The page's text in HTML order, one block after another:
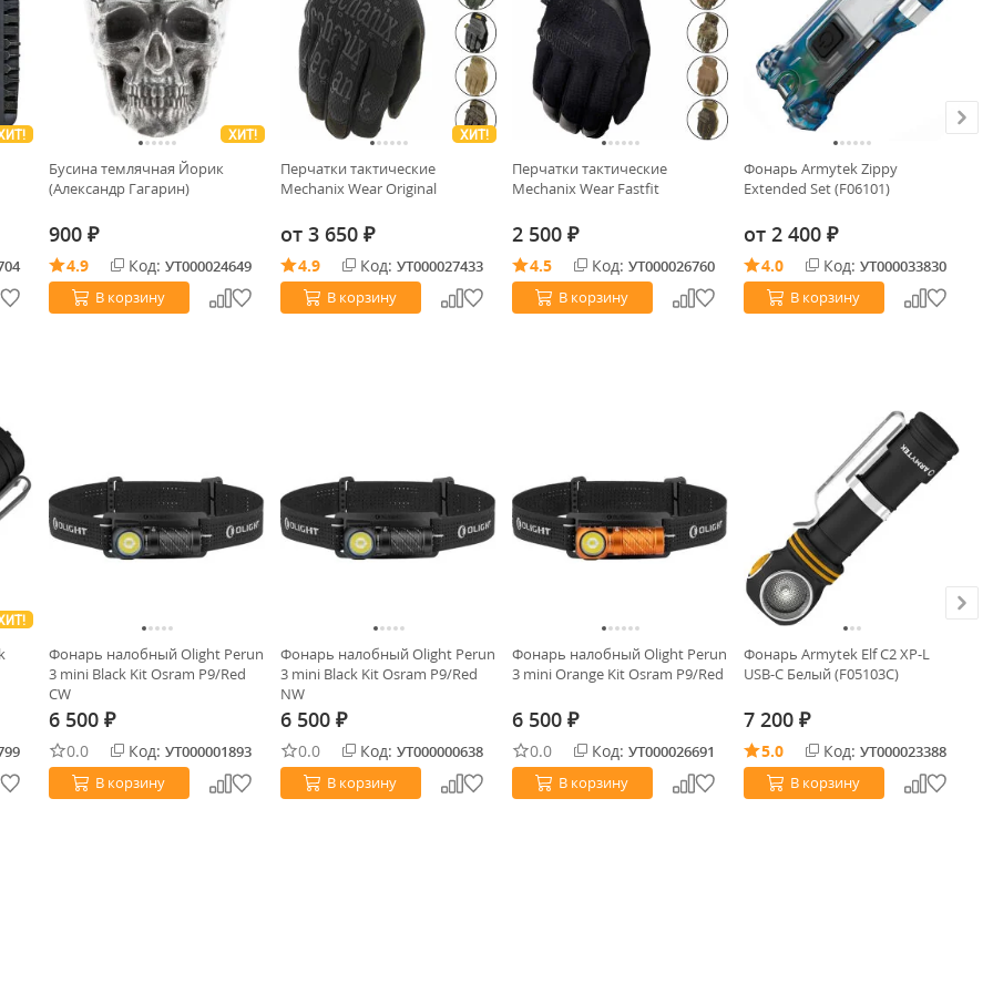
ХИТ!
Бусина темлячная Йорик
(Александр Гагарин)
900 ₽
4.9 Код: УТ000024649
В корзину
ХИТ!
Перчатки тактические
Mechanix Wear Original
от 3 650 ₽
4.9 Код: УТ000027433
В корзину
Перчатки тактические
Mechanix Wear Fastfit
2 500 ₽
4.5 Код: УТ000026760
В корзину
Фонарь Armytek Zippy
Extended Set (F06101)
от 2 400 ₽
4.0 Код: УТ000033830
В корзину
Фонарь налобный Olight Perun
3 mini Black Kit Osram P9/Red
CW
6 500 ₽
0.0 Код: УТ000001893
В корзину
Фонарь налобный Olight Perun
3 mini Black Kit Osram P9/Red
NW
6 500 ₽
0.0 Код: УТ000000638
В корзину
Фонарь налобный Olight Perun
3 mini Orange Kit Osram P9/Red
6 500 ₽
0.0 Код: УТ000026691
В корзину
Фонарь Armytek Elf C2 XP-L
USB-C Белый (F05103C)
7 200 ₽
5.0 Код: УТ000023388
В корзину